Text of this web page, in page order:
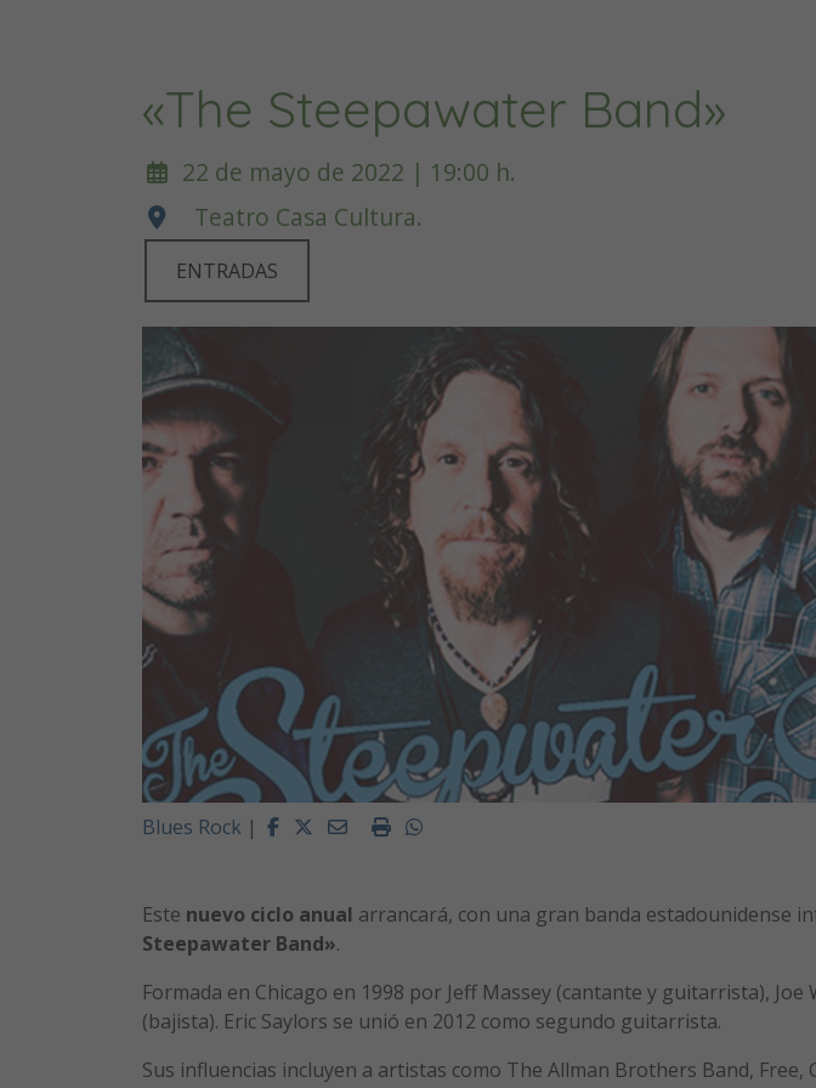
«The Steepawater Band»
22 de mayo de 2022 | 19:00 h.
Teatro Casa Cultura.
ENTRADAS
Blues Rock | FacebookTwitterEmailImprimirWhatsapp
Este nuevo ciclo anual arrancará, con una gran banda estadounidense
Steepawater Band».
Formada en Chicago en 1998 por Jeff Massey (cantante y guitarrista),
(bajista). Eric Saylors se unió en 2012 como segundo guitarrista.
Sus influencias incluyen a artistas como The Allman Brothers Band, Free,